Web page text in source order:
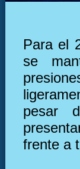
Para el
se
pesar
frente a